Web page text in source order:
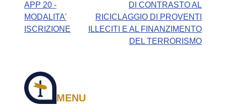
APP 20 -
MODALITA'
ISCRIZIONE
DI CONTRASTO AL
RICICLAGGIO DI PROVENTI
ILLECITI E AL FINANZIMENTO
DEL TERRORISMO
MENU